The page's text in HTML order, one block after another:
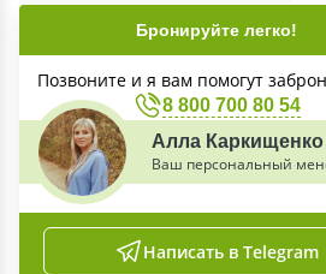
Бронируйте легко!
Позвоните и я вам помогут
8 800 700 80 54
Алла Каркищенко
Ваш персональный
Написать в Telegram